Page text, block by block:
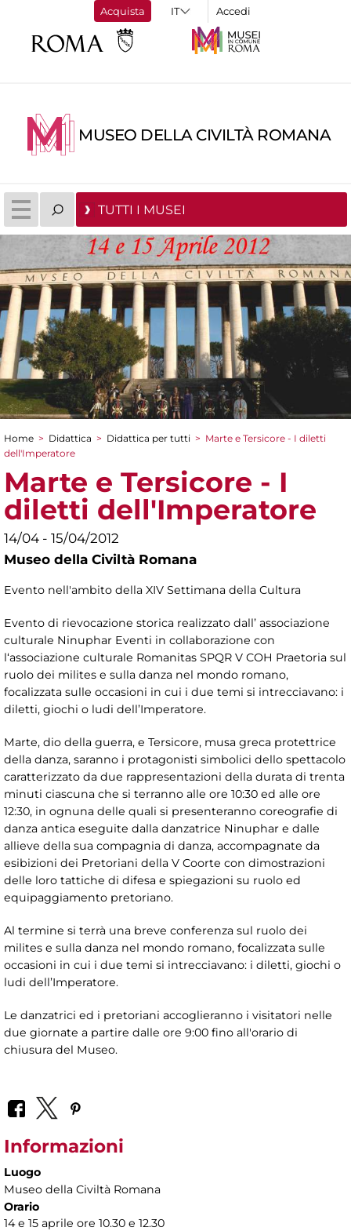
Acquista Accedi
MUSEO DELLA CIVILTÀ ROMANA
TUTTI I MUSEI
Tu sei qui
Home > Didattica > Didattica per tutti > Marte e Tersicore - I diletti
dell'Imperatore
Marte e Tersicore - I
diletti dell'Imperatore
14/04 - 15/04/2012
Museo della Civiltà Romana
Evento nell'ambito della XIV Settimana della Cultura
Evento di rievocazione storica realizzato dall’ associazione
culturale Ninuphar Eventi in collaborazione con
l‘associazione culturale Romanitas SPQR V COH Praetoria sul
ruolo dei milites e sulla danza nel mondo romano,
focalizzata sulle occasioni in cui i due temi si intrecciavano: i
diletti, giochi o ludi dell’Imperatore.
Marte, dio della guerra, e Tersicore, musa greca protettrice
della danza, saranno i protagonisti simbolici dello spettacolo
caratterizzato da due rappresentazioni della durata di trenta
minuti ciascuna che si terranno alle ore 10:30 ed alle ore
12:30, in ognuna delle quali si presenteranno coreografie di
danza antica eseguite dalla danzatrice Ninuphar e dalle
allieve della sua compagnia di danza, accompagnate da
esibizioni dei Pretoriani della V Coorte con dimostrazioni
delle loro tattiche di difesa e spiegazioni su ruolo ed
equipaggiamento pretoriano.
Al termine si terrà una breve conferenza sul ruolo dei
milites e sulla danza nel mondo romano, focalizzata sulle
occasioni in cui i due temi si intrecciavano: i diletti, giochi o
ludi dell’Imperatore.
Le danzatrici ed i pretoriani accoglieranno i visitatori nelle
due giornate a partire dalle ore 9:00 fino all'orario di
chiusura del Museo.
Informazioni
Luogo
Museo della Civiltà Romana
Orario
14 e 15 aprile ore 10.30 e 12.30